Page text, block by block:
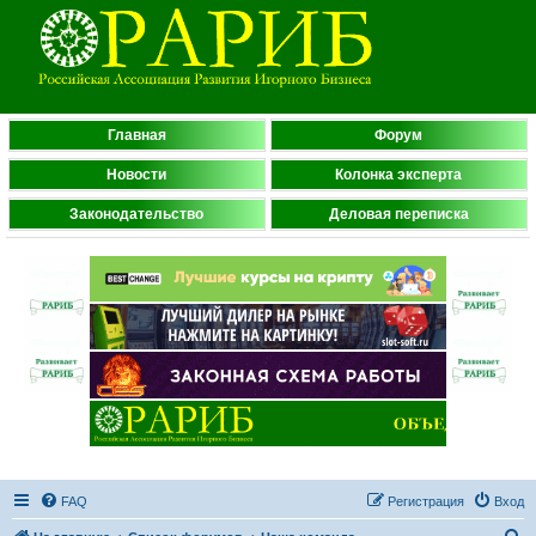
Главная Форум
Новости Колонка эксперта
Законодательство Деловая переписка
FAQ Вход
Регистрация